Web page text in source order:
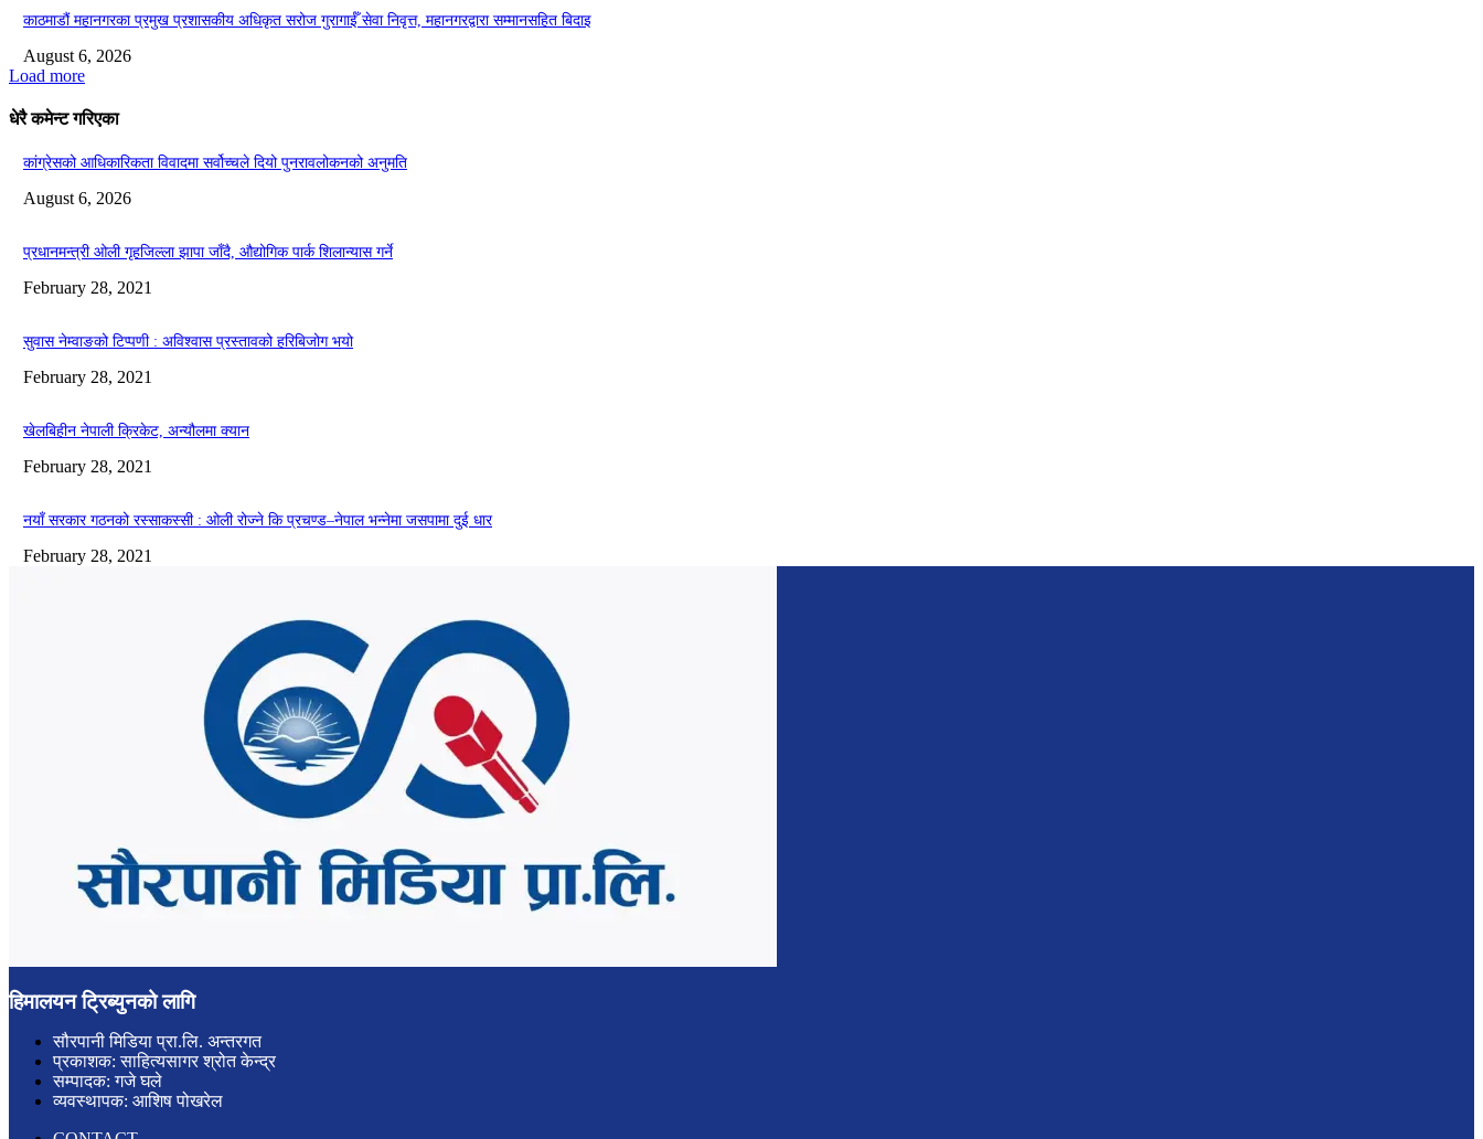
काठमाडौं महानगरका प्रमुख प्रशासकीय अधिकृत सरोज गुरागाईँ सेवा निवृत्त, महानगरद्वारा सम्मानसहित बिदाइ
August 6, 2026
Load more
धेरै कमेन्ट गरिएका
कांग्रेसको आधिकारिकता विवादमा सर्वोच्चले दियो पुनरावलोकनको अनुमति
August 6, 2026
प्रधानमन्त्री ओली गृहजिल्ला झापा जाँदै, औद्योगिक पार्क शिलान्यास गर्ने
February 28, 2021
सुवास नेम्वाङको टिप्पणी : अविश्वास प्रस्तावको हरिबिजोग भयो
February 28, 2021
खेलबिहीन नेपाली क्रिकेट, अन्यौलमा क्यान
February 28, 2021
नयाँ सरकार गठनको रस्साकस्सी : ओली रोज्ने कि प्रचण्ड–नेपाल भन्नेमा जसपामा दुई धार
February 28, 2021
हिमालयन ट्रिब्युनको लागि
सौरपानी मिडिया प्रा.लि. अन्तरगत
प्रकाशक: साहित्यसागर श्रोत केन्द्र
सम्पादक: गजे घले
व्यवस्थापक: आशिष पोखरेल